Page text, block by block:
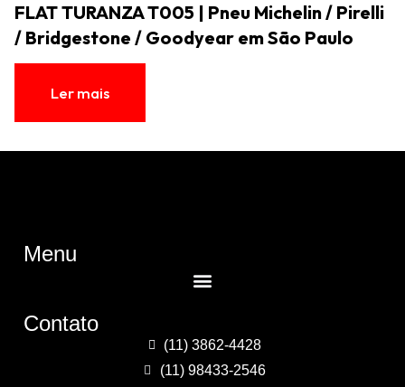
FLAT TURANZA T005 | Pneu Michelin / Pirelli
/ Bridgestone / Goodyear em São Paulo
Ler mais
Menu
Contato
(11) 3862-4428
(11) 98433-2546